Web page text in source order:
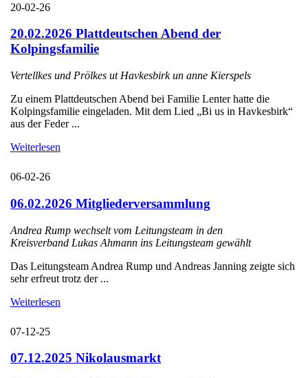
20-02-26
20.02.2026 Plattdeutschen Abend der
Kolpingsfamilie
Vertellkes und Prölkes ut Havkesbirk un anne Kierspels
Zu einem Plattdeutschen Abend bei Familie Lenter hatte die
Kolpingsfamilie eingeladen. Mit dem Lied „Bi us in Havkesbirk“
aus der Feder ...
Weiterlesen
06-02-26
06.02.2026 Mitgliederversammlung
Andrea Rump wechselt vom Leitungsteam in den
Kreisverband Lukas Ahmann ins Leitungsteam gewählt
Das Leitungsteam Andrea Rump und Andreas Janning zeigte sich
sehr erfreut trotz der ...
Weiterlesen
07-12-25
07.12.2025 Nikolausmarkt